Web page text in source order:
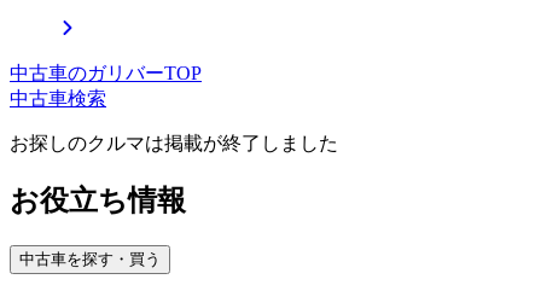
中古車のガリバーTOP
中古車検索
お探しのクルマは掲載が終了しました
お役立ち情報
中古車を探す・買う